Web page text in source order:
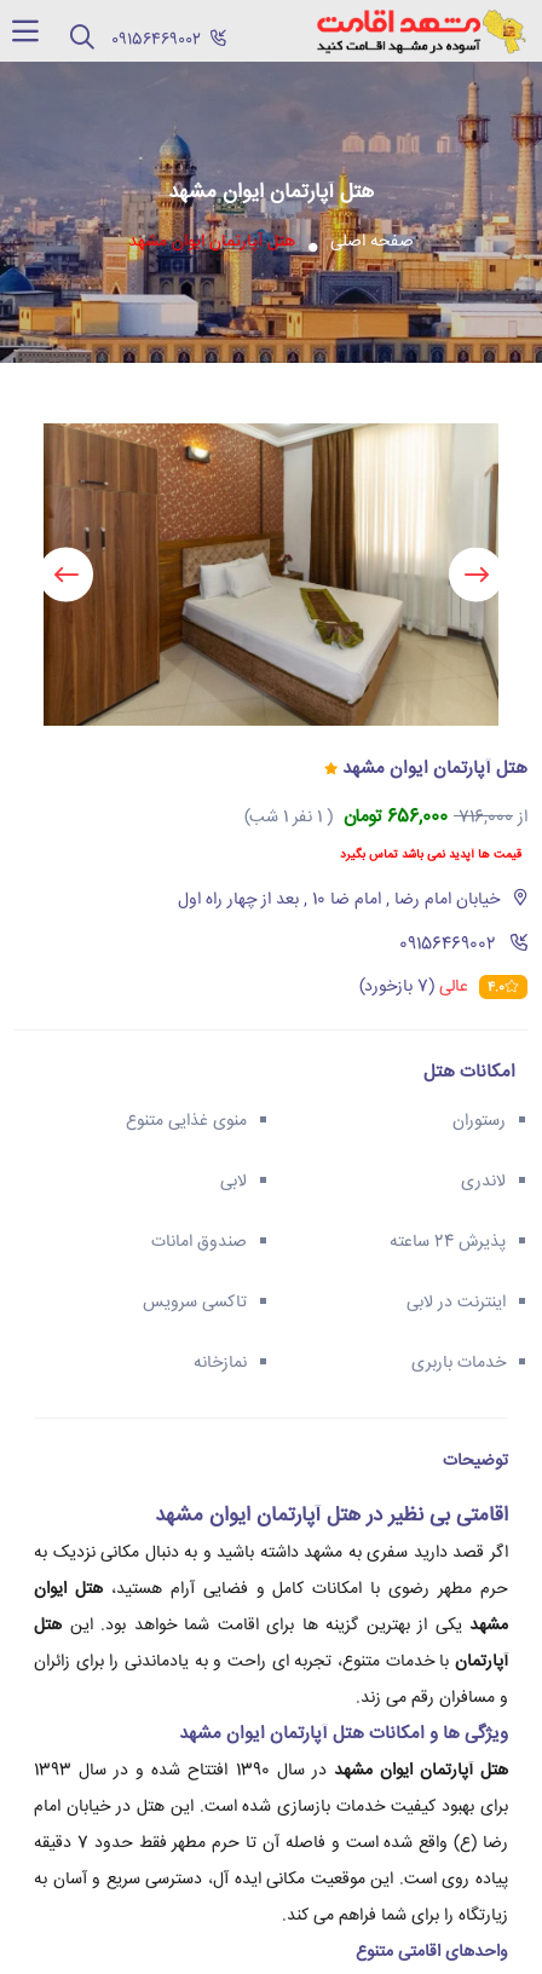
هتل آپارتمان ایوان مشهد
صفحه اصلی هتل آپارتمان ایوان مشهد
هتل آپارتمان ایوان مشهد
از716,000 656,000 تومان ( 1 نفر 1 شب)
قیمت ها آپدید نمی باشد تماس بگیرد
خیابان امام رضا , امام ضا 10 , بعد از چهار راه اول
‪09156469002‬
4.0 عالی(7 بازخورد)
امکانات هتل
رستوران منوی غذایی متنوع
لاندری لابی
پذیرش 24 ساعته صندوق امانات
اینترنت در لابی تاکسی سرویس
خدمات باربری نمازخانه
توضیحات
اقامتی بی نظیر درهتل آپارتمان ایوان مشهد
اگر قصد دارید سفری به مشهد داشته باشید و به دنبال مکانی نزدیک به
حرم مطهر رضوی با امکانات کامل و فضایی آرام هستید،هتل ایوان
مشهد یکی از بهترین گزینه ها برای اقامت شما خواهد بود. این هتل
آپارتمان با خدمات متنوع، تجربه ای راحت و به یادماندنی را برای زائران
و مسافران رقم می زند.
ویژگی ها و امکاناتهتل آپارتمان ایوان مشهد
هتل آپارتمان ایوان مشهد
در سال 1390 افتتاح شده و در سال 1393
برای بهبود کیفیت خدمات بازسازی شده است. این هتل در خیابان امام
رضا (ع) واقع شده است و فاصله آن تا حرم مطهر فقط حدود 7 دقیقه
پیاده روی است. این موقعیت مکانی ایده آل، دسترسی سریع و آسان به
زیارتگاه را برای شما فراهم می کند.
واحدهای اقامتی متنوع